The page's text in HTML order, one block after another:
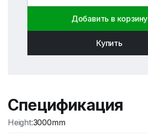
Цена без НДС:25.64€
Shelve separator
Цена без НДС 13.22
Спецификация
Height:3000mm
Добавить в корзину
Купить